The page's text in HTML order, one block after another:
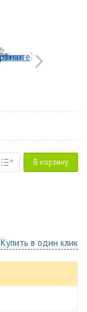
В корзину
Купить в один клик